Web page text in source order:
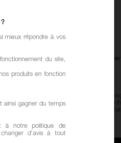
21,00 €
souple et dense, idéal pour réaliser
Profitez des miniatures Light
Setting Powder offertes dès 65€
Reflecting Moisturizier dès 75€
mieux répondre à vos
du site,
produits en fonction
ainsi gagner du temps
à notre politique de
d’avis à tout